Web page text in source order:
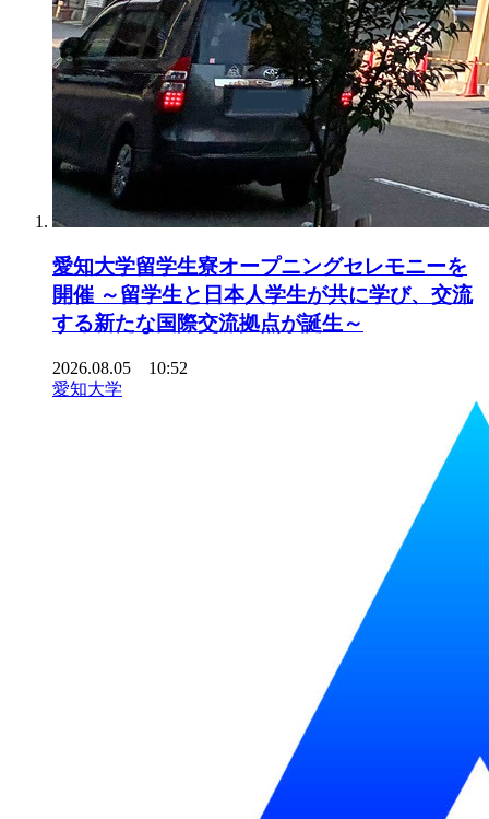
愛知大学留学生寮オープニングセレモニーを
開催 ～留学生と日本人学生が共に学び、交流
する新たな国際交流拠点が誕生～
2026.08.05 10:52
愛知大学